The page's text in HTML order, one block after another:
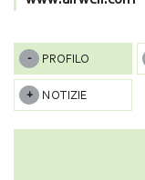
PROFILO
NOTIZIE